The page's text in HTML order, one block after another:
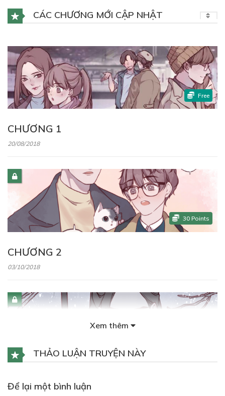
CÁC CHƯƠNG MỚI CẬP NHẬT
CHƯƠNG 1
20/08/2018
Free
CHƯƠNG 2
03/10/2018
30 Points
05/11/2018
Xem thêm
THẢO LUẬN TRUYỆN NÀY
Để lại một bình luận